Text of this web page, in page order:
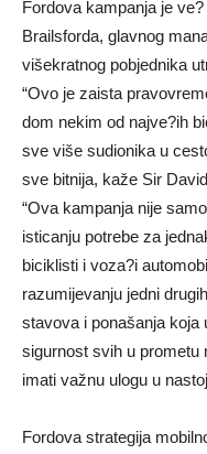
Fordova kampanja je
Brailsforda, glavnog
višekratnog pobjednika
“Ovo je zaista
dom nekim od najve?ih
sve više sudionika u
sve bitnija, kaže Sir
“Ova kampanja nije
isticanju potrebe za
biciklisti i voza?i
razumijevanju jedni
stavova i ponašanja koja
sigurnost svih u prometu
imati važnu ulogu u
Fordova strategija